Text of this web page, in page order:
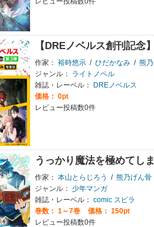
【DREノベルス創刊記念
作家： 裕時悠示 / ひだかなみ / 熊
ジャンル：
ライトノベル
雑誌・レーベル：
DREノベルス
価格： 0pt
レビュー投稿数0件
うっかり魔法を極めてし
作家： 本山とらじろう / 熊乃げん骨
ジャンル：
少年マンガ
雑誌・レーベル： comic スピラ
巻数： 1～7巻
価格： 150pt
レビュー投稿数0件